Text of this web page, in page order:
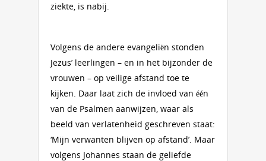
ziekte, is nabij.
Volgens de andere evangeliën stonden
Jezus’ leerlingen – en in het bijzonder de
vrouwen – op veilige afstand toe te
kijken. Daar laat zich de invloed van één
van de Psalmen aanwijzen, waar als
beeld van verlatenheid geschreven staat:
‘Mijn verwanten blijven op afstand’. Maar
volgens Johannes staan de geliefde